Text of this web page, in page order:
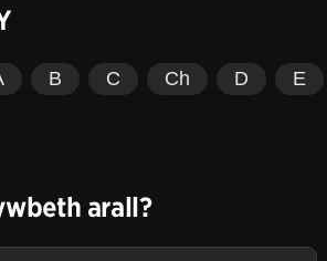
B C Ch D E
arall?